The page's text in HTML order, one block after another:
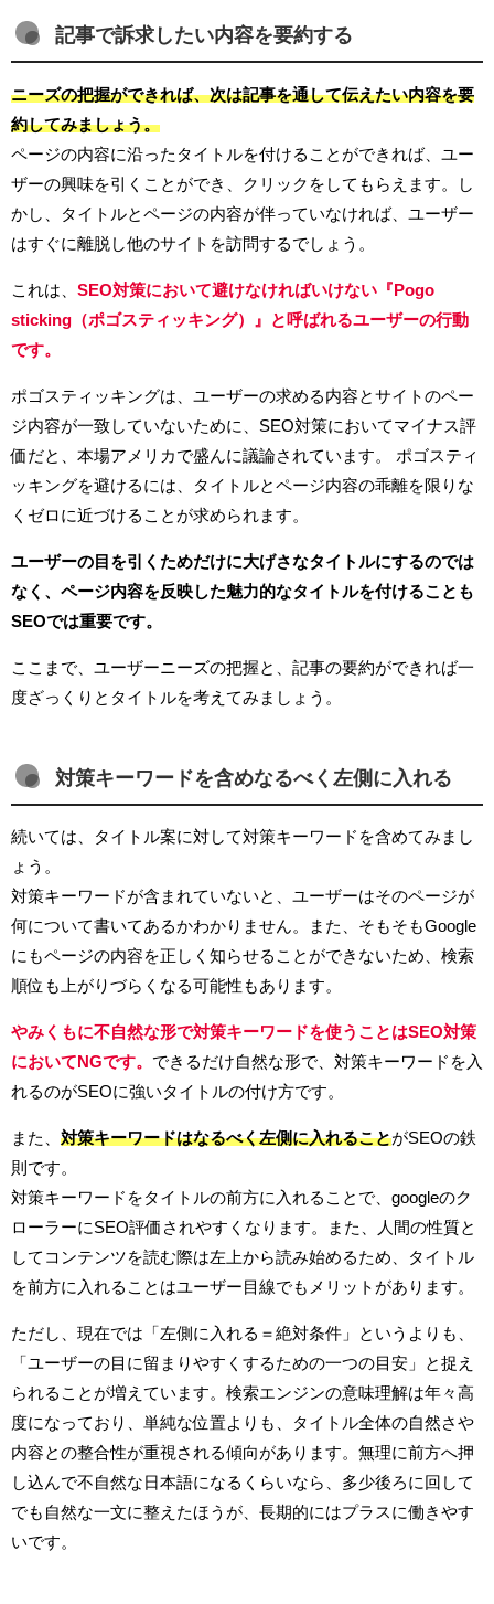
記事で訴求したい内容を要約する
ニーズの把握ができれば、次は記事を通して伝えたい内容を要
約してみましょう。
ページの内容に沿ったタイトルを付けることができれば、ユー
ザーの興味を引くことができ、クリックをしてもらえます。し
かし、タイトルとページの内容が伴っていなければ、ユーザー
はすぐに離脱し他のサイトを訪問するでしょう。
これは、 SEO対策において避けなければいけない『Pogo
sticking（ポゴスティッキング）』と呼ばれるユーザーの行動
です。
ポゴスティッキングは、ユーザーの求める内容とサイトのペー
ジ内容が一致していないために、SEO対策においてマイナス評
価だと、本場アメリカで盛んに議論されています。 ポゴスティ
ッキングを避けるには、タイトルとページ内容の乖離を限りな
くゼロに近づけることが求められます。
ユーザーの目を引くためだけに大げさなタイトルにするのでは
なく、ページ内容を反映した魅力的なタイトルを付けることも
SEOでは重要です。
ここまで、ユーザーニーズの把握と、記事の要約ができれば一
度ざっくりとタイトルを考えてみましょう。
対策キーワードを含めなるべく左側に入れる
続いては、タイトル案に対して対策キーワードを含めてみまし
ょう。
対策キーワードが含まれていないと、ユーザーはそのページが
何について書いてあるかわかりません。また、そもそもGoogle
にもページの内容を正しく知らせることができないため、検索
順位も上がりづらくなる可能性もあります。
やみくもに不自然な形で対策キーワードを使うことはSEO対策
においてNGです。 できるだけ自然な形で、対策キーワードを入
れるのがSEOに強いタイトルの付け方です。
また、 対策キーワードはなるべく左側に入れることがSEOの鉄
則です。
対策キーワードをタイトルの前方に入れることで、googleのク
ローラーにSEO評価されやすくなります。また、人間の性質と
してコンテンツを読む際は左上から読み始めるため、タイトル
を前方に入れることはユーザー目線でもメリットがあります。
ただし、現在では「左側に入れる＝絶対条件」というよりも、
「ユーザーの目に留まりやすくするための一つの目安」と捉え
られることが増えています。検索エンジンの意味理解は年々高
度になっており、単純な位置よりも、タイトル全体の自然さや
内容との整合性が重視される傾向があります。無理に前方へ押
し込んで不自然な日本語になるくらいなら、多少後ろに回して
でも自然な一文に整えたほうが、長期的にはプラスに働きやす
いです。